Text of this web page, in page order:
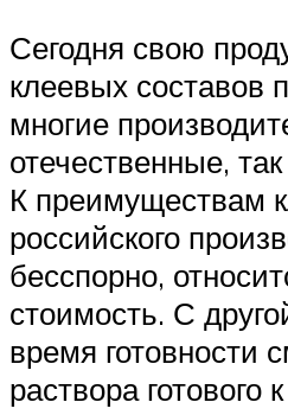
Сегодня свою
клеевых составов
многие
отечественные,
К преимуществам
российского
бесспорно,
стоимость. С
время готовности
раствора готового